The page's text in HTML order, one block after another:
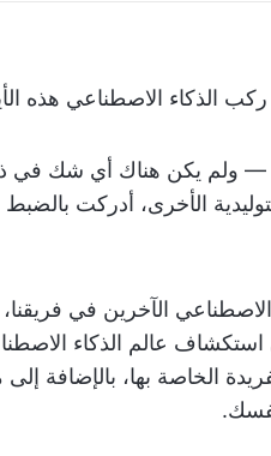
الذكاء الاصطناعي هذه
الأخرى، أدركت بالضبط
الآخرين في
عالم الذكاء
الخاصة بها، بالإضافة إلى